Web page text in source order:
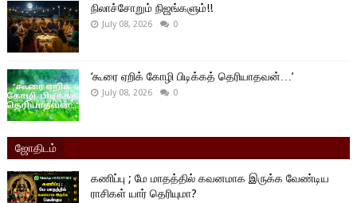
நிலாச்சோறும் நிஜங்களும்!!
July 08, 2026 0
‘கூரை ஏறிக் கோழி பிடிக்கத் தெரியாதவன்…’
July 08, 2026 0
ஜோதிடம்
கணிப்பு ; மே மாதத்தில் கவனமாக இருக்க வேண்டிய
ராசிகள் யார் தெரியுமா?